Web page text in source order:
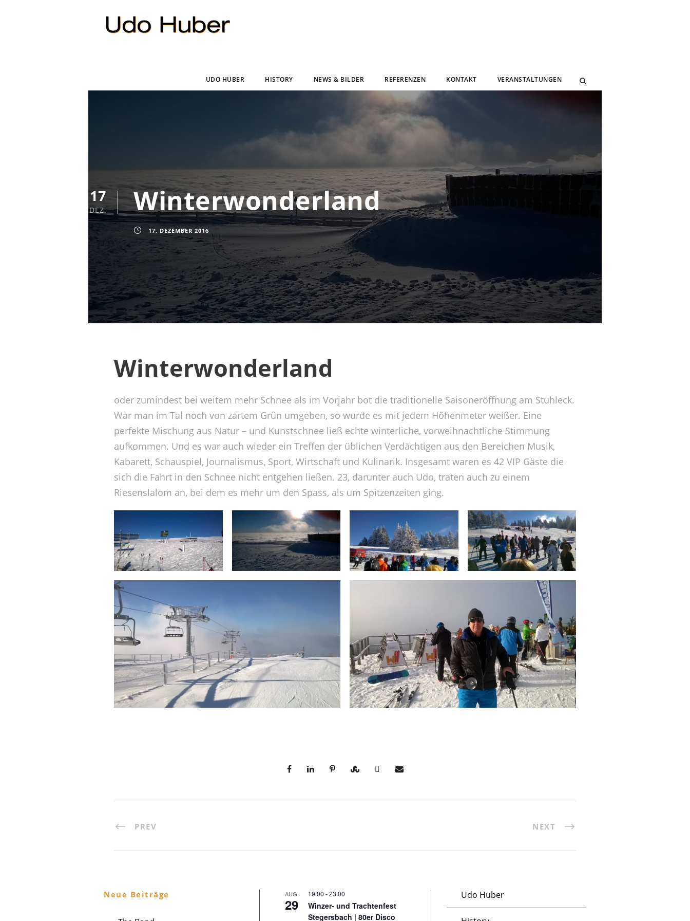
UDO HUBER HISTORY NEWS & BILDER REFERENZEN KONTAKT VERANSTALTUNGEN
17
DEZ. Winterwonderland
17. DEZEMBER 2016
Winterwonderland
oder zumindest bei weitem mehr Schnee als im Vorjahr bot die traditionelle Saisoneröffnung am Stuhleck.
War man im Tal noch von zartem Grün umgeben, so wurde es mit jedem Höhenmeter weißer. Eine
perfekte Mischung aus Natur – und Kunstschnee ließ echte winterliche, vorweihnachtliche Stimmung
aufkommen. Und es war auch wieder ein Treffen der üblichen Verdächtigen aus den Bereichen Musik,
Kabarett, Schauspiel, Journalismus, Sport, Wirtschaft und Kulinarik. Insgesamt waren es 42 VIP Gäste die
sich die Fahrt in den Schnee nicht entgehen ließen. 23, darunter auch Udo, traten auch zu einem
Riesenslalom an, bei dem es mehr um den Spass, als um Spitzenzeiten ging.
PREV NEXT
Neue Beiträge AUG.
29
19:00 -23:00
Winzer- und Trachtenfest
Stegersbach | 80er Disco
Udo Huber